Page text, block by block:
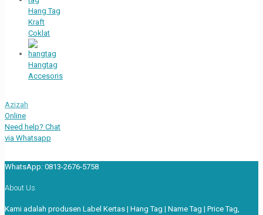
Hang Tag
Kraft
Coklat
Hangtag
Accesoris
Azizah
Online
Need help? Chat
via Whatsapp
WhatsApp: 0813-2676-5758
About Us
Kami adalah produsen Label Kertas | Hang Tag | Name Tag | Price Tag,